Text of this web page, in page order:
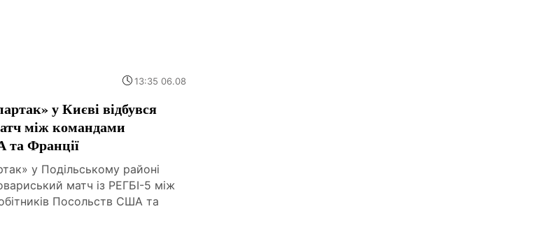
13:35 06.08
у Києві відбувся
між командами
Франції
у Подільському районі
матч із РЕГБІ-5 між
Посольств США та